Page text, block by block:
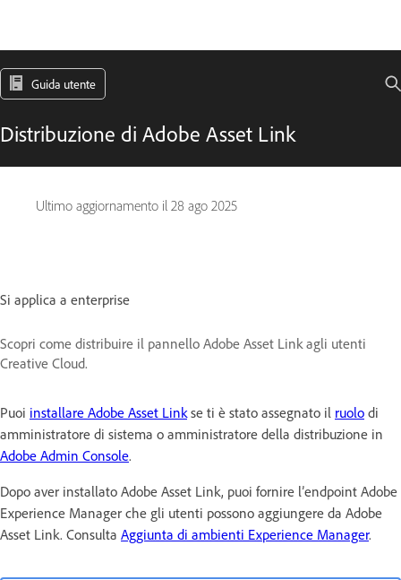
Guida utente
Distribuzione di Adobe Asset Link
Ultimo aggiornamento il 28 ago 2025
Si applica a enterprise
Scopri come distribuire il pannello Adobe Asset Link agli utenti
Creative Cloud.
Puoi installare Adobe Asset Linkse ti è stato assegnato il ruolo di
amministratore di sistema o amministratore della distribuzione in
Adobe Admin Console.
Dopo aver installato Adobe Asset Link, puoi fornire l’endpoint Adobe
Experience Manager che gli utenti possono aggiungere da Adobe
Asset Link. Consulta Aggiunta di ambienti Experience Manager.